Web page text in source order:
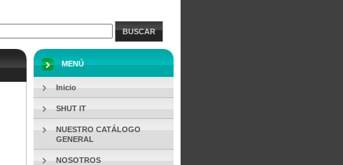
BUSCAR
MENÚ
Inicio
SHUT IT
NUESTRO CATÁLOGO
GENERAL
NOSOTROS